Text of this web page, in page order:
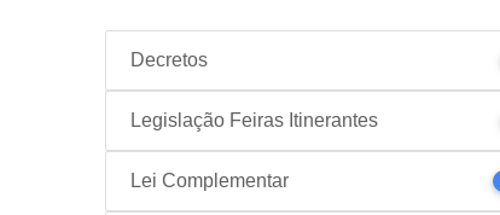
Decretos
Legislação Feiras Itinerantes
Lei Complementar